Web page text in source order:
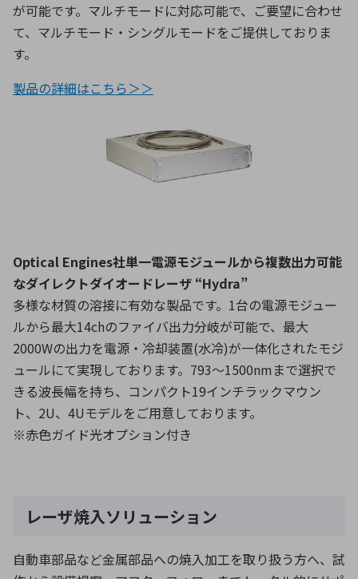
が可能です。マルチモードに対応可能で、ご要望に合わせ
て、マルチモード・シングルモードをご提供しておりま
す。
製品の詳細はこちら＞＞
Optical Engines社単一電源モジュールから複数出力可能
なダイレクトダイオードレーザ “Hydra”
多様な材質の溶接に有効な製品です。1台の電源モジュー
ルから最大14chのファイバ出力分岐が可能で、最大
2000Wの出力を電源・冷却装置(水冷)が一体化されたモジ
ュールにて実現しております。793〜1500nmまで選択で
きる波長幅を持ち、コンパクト19インチラックマウン
ト、2U、4Uモデルをご用意しております。
※赤色ガイド光オプション付き
レーザ焼入ソリューション
自動車部品など金属部品への焼入加工を取り扱う方へ、試